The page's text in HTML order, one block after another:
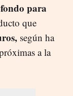
para
que
según ha
a la